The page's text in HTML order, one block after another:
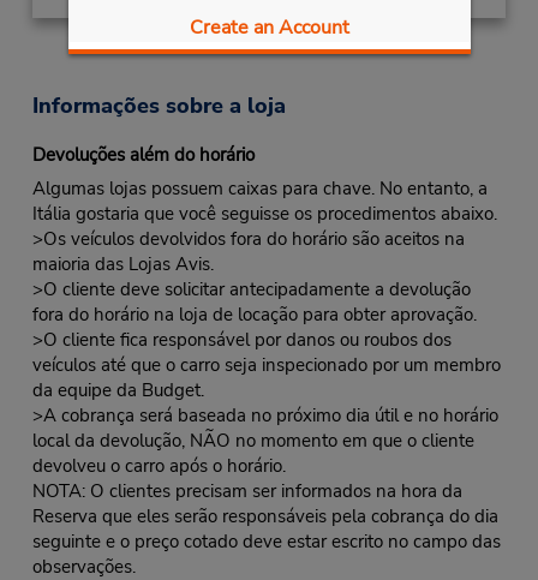
Create an Account
Informações sobre a loja
Devoluções além do horário
Algumas lojas possuem caixas para chave. No entanto, a
Itália gostaria que você seguisse os procedimentos abaixo.
>Os veículos devolvidos fora do horário são aceitos na
maioria das Lojas Avis.
>O cliente deve solicitar antecipadamente a devolução
fora do horário na loja de locação para obter aprovação.
>O cliente fica responsável por danos ou roubos dos
veículos até que o carro seja inspecionado por um membro
da equipe da Budget.
>A cobrança será baseada no próximo dia útil e no horário
local da devolução, NÃO no momento em que o cliente
devolveu o carro após o horário.
NOTA: O clientes precisam ser informados na hora da
Reserva que eles serão responsáveis pela cobrança do dia
seguinte e o preço cotado deve estar escrito no campo das
observações.